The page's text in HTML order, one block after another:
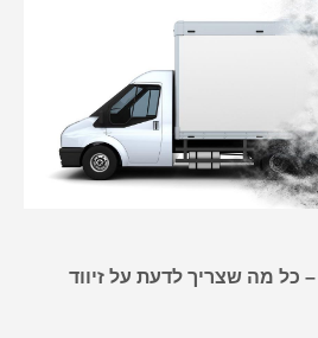
כל מה שצריך לדעת על זיווד